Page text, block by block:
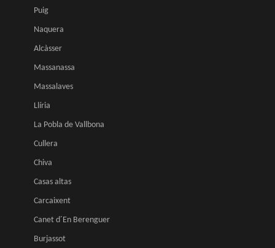
Puig
Naquera
Alcàsser
Massanassa
Massalaves
Llíria
La Pobla de Vallbona
Cullera
Chiva
Casas altas
Carcaixent
Canet d´En Berenguer
Burjassot